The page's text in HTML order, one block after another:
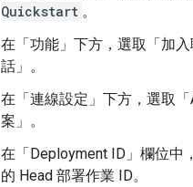
Quickstart 。
在「功能」 下方，選取「加
話」 。
在「連線設定」下方，選取
案」 。
在「Deployment ID」 欄位中
的 Head 部署作業 ID。